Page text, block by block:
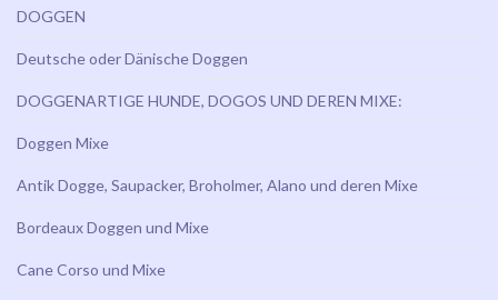
DOGGEN
Deutsche oder Dänische Doggen
DOGGENARTIGE HUNDE, DOGOS UND DEREN MIXE:
Doggen Mixe
Antik Dogge, Saupacker, Broholmer, Alano und deren Mixe
Bordeaux Doggen und Mixe
Cane Corso und Mixe